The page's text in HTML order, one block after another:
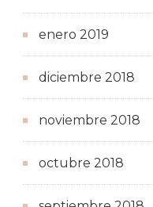
enero 2019
diciembre 2018
noviembre 2018
octubre 2018